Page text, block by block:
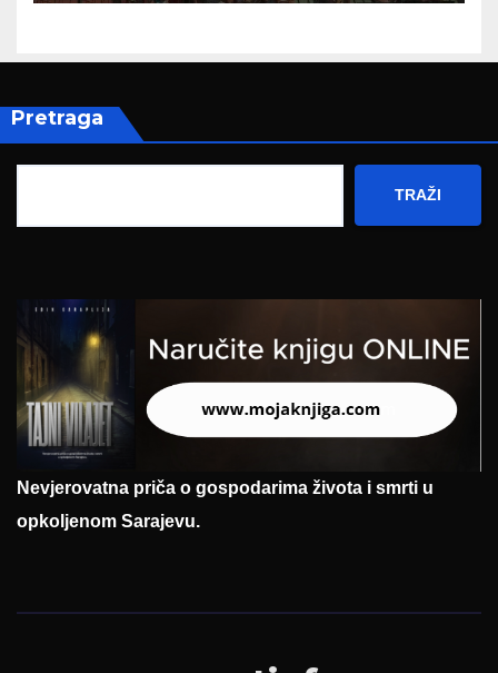
Pretraga
TRAŽI
Nevjerovatna priča o gospodarima života i smrti u
opkoljenom Sarajevu.